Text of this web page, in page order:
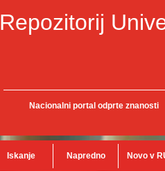
Repozitorij
Nacionalni portal odprte znanosti
Iskanje Napredno Novo v